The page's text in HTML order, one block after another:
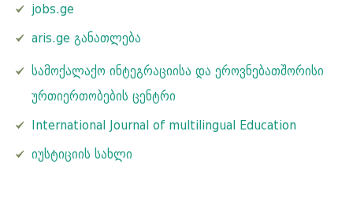
jobs.ge
aris.ge განათლება
სამოქალაქო ინტეგრაციისა და ეროვნებათშორისი
ურთიერთობების ცენტრი
International Journal of multilingual Education
იუსტიციის სახლი